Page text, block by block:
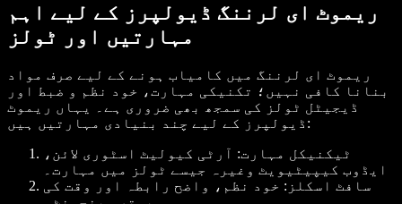
ریموٹ ای لرننگ ڈیولپرز کے لیے اہم
مہارتیں اور ٹولز
ریموٹ ای لرننگ میں کامیاب ہونے کے لیے صرف مواد
بنانا کافی نہیں؛ تکنیکی مہارت، خود نظم و ضبط اور
ڈیجیٹل ٹولز کی سمجھ بھی ضروری ہے۔ یہاں ریموٹ
ڈیولپرز کے لیے چند بنیادی مہارتیں ہیں:
ٹیکنیکل مہارت: آرٹی کیولیٹ اسٹوری لائن،
ایڈوب کیپیٹیویٹ وغیرہ جیسے ٹولز میں مہارت۔
سافٹ اسکلز: خود نظم، واضح رابطہ اور وقت کی